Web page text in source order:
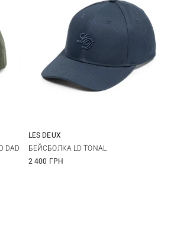
DAD
One size
LES DEUX
БЕЙСБОЛКА LD TONAL
2 400 ГРН